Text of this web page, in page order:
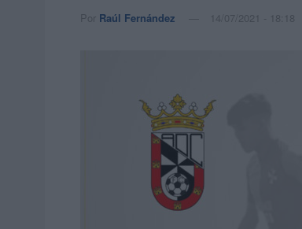
Por Raúl Fernández 14/07/2021 - 18:18